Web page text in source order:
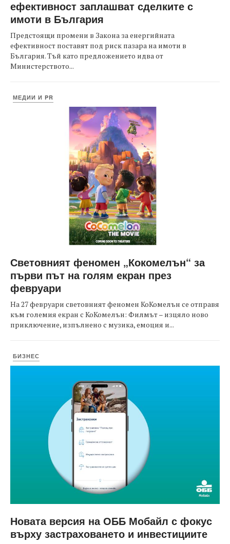
ефективност заплашват сделките с
имоти в България
Предстоящи промени в Закона за енергийната
ефективност поставят под риск пазара на имоти в
България. Тъй като предложението идва от
Министерството...
МЕДИИ И PR
Световният феномен „Кокомелън“ за
първи път на голям екран през
февруари
На 27 февруари световният феномен КоКомелън се отправя
към големия екран с КоКомелън: Филмът – изцяло ново
приключение, изпълнено с музика, емоция и...
БИЗНЕС
Новата версия на ОББ Мобайл с фокус
върху застраховането и инвестициите